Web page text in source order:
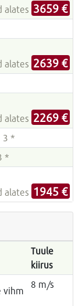
alates 3659 €
alates 2639 €
alates 2269 €
3 *
*
alates 1945 €
Tuule
kiirus
vihm
8 m/s